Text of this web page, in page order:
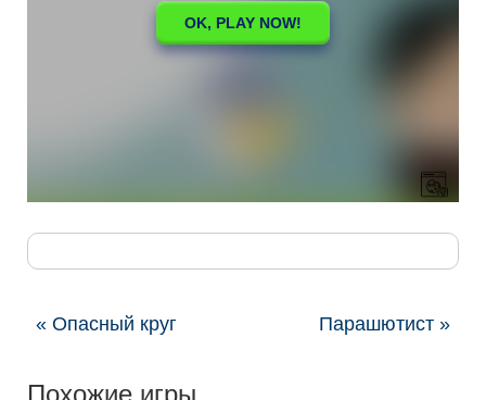
« Опасный круг Парашютист »
Похожие игры